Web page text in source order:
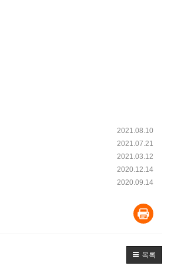
2021.08.10
2021.07.21
2021.03.12
2020.12.14
2020.09.14
목록